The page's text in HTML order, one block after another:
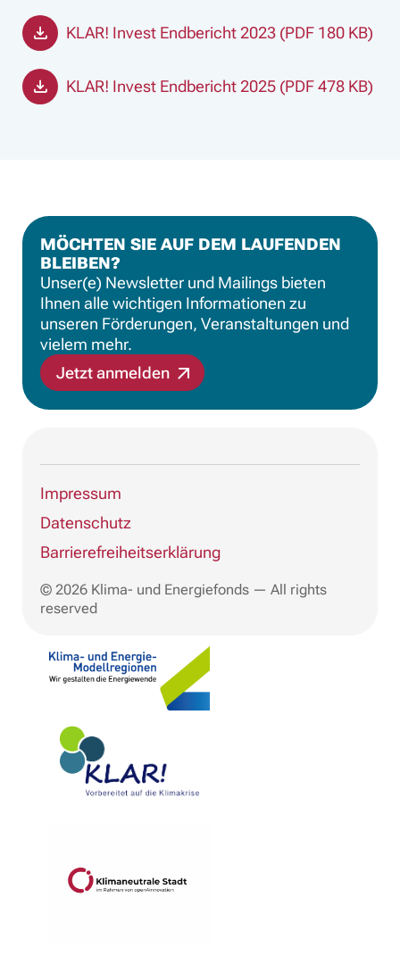
KLAR! Invest Endbericht 2023 (PDF 180 KB)
KLAR! Invest Endbericht 2025 (PDF 478 KB)
MÖCHTEN SIE AUF DEM LAUFENDEN
BLEIBEN?
Unser(e) Newsletter und Mailings bieten
Ihnen alle wichtigen Informationen zu
unseren Förderungen, Veranstaltungen und
vielem mehr.
Jetzt anmelden
Impressum
Datenschutz
Barrierefreiheitserklärung
© 2026 Klima- und Energiefonds — All rights
reserved